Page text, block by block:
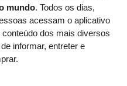
mundo. Todos os dias,
acessam o aplicativo
dos mais diversos
informar, entreter e